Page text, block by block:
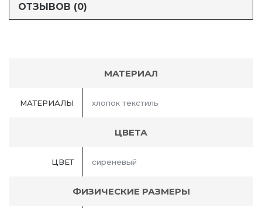
ОТЗЫВОВ (0)
МАТЕРИАЛ
МАТЕРИАЛЫ хлопок текстиль
ЦВЕТА
ЦВЕТ сиреневый
ФИЗИЧЕСКИЕ РАЗМЕРЫ